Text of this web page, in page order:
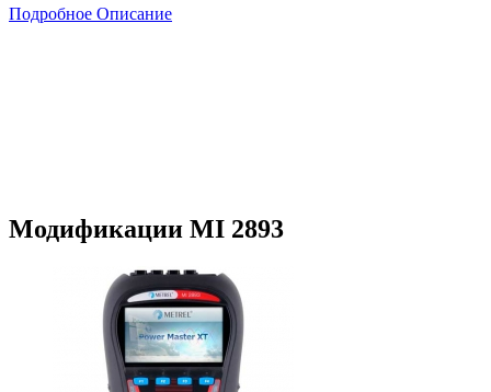
Подробное Описание
Модификации MI 2893